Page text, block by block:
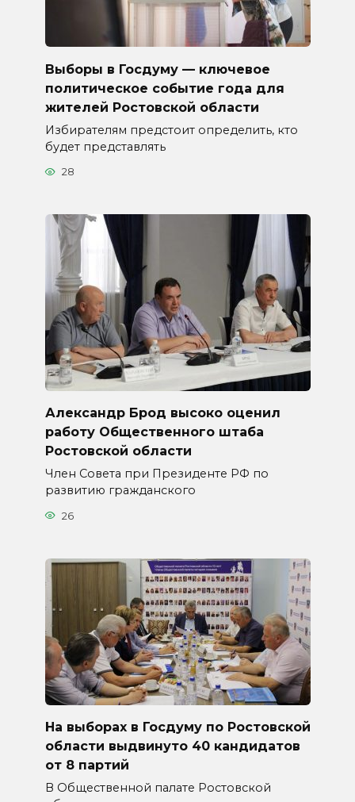
Выборы в Госдуму — ключевое
политическое событие года для
жителей Ростовской области
Избирателям предстоит определить, кто
будет представлять
28
Александр Брод высоко оценил
работу Общественного штаба
Ростовской области
Член Совета при Президенте РФ по
развитию гражданского
26
На выборах в Госдуму по Ростовской
области выдвинуто 40 кандидатов
от 8 партий
В Общественной палате Ростовской